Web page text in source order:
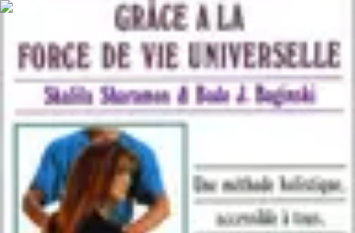
Techniques Yoga
Concentration et
Méditation DébutantMéditation et YogaTechniques de Yoga
Techniques Yoga